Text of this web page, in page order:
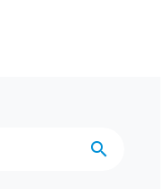
search